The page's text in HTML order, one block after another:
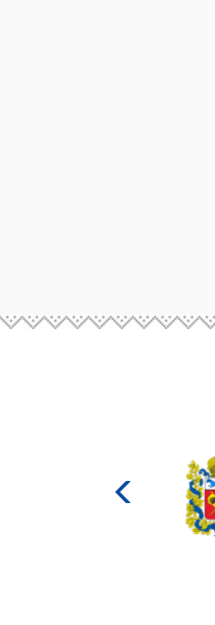
Министерство
культуры
Российской
федерации